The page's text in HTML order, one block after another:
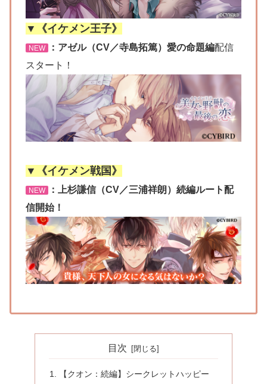
▼《イケメン王子》
NEW ：アゼル（CV／寺島拓篤）愛の命題編配信
スタート！
▼《イケメン戦国》
NEW
：上杉謙信（CV／三浦祥朗）続編ルート配
信開始！
目次
【クオン：続編】シークレットハッピー